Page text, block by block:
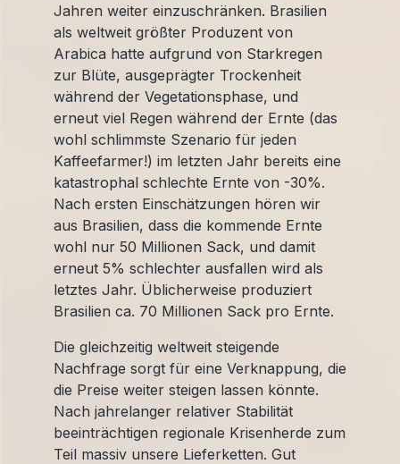
Jahren weiter einzuschränken. Brasilien
als weltweit größter Produzent von
Arabica hatte aufgrund von Starkregen
zur Blüte, ausgeprägter Trockenheit
während der Vegetationsphase, und
erneut viel Regen während der Ernte (das
wohl schlimmste Szenario für jeden
Kaffeefarmer!) im letzten Jahr bereits eine
katastrophal schlechte Ernte von -30%.
Nach ersten Einschätzungen hören wir
aus Brasilien, dass die kommende Ernte
wohl nur 50 Millionen Sack, und damit
erneut 5% schlechter ausfallen wird als
letztes Jahr. Üblicherweise produziert
Brasilien ca. 70 Millionen Sack pro Ernte.
Die gleichzeitig weltweit steigende
Nachfrage sorgt für eine Verknappung, die
die Preise weiter steigen lassen könnte.
Nach jahrelanger relativer Stabilität
beeinträchtigen regionale Krisenherde zum
Teil massiv unsere Lieferketten. Gut